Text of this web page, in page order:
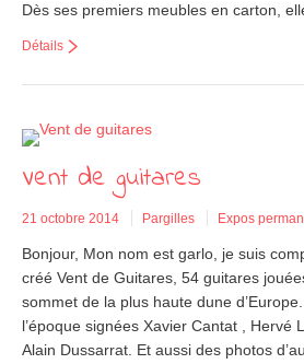
Dès ses premiers meubles en carton,
Détails
Vent de guitares
21 octobre 2014 Pargilles Expos
Bonjour, Mon nom est garlo, je suis
créé Vent de Guitares, 54 guitares
sommet de la plus haute dune
l’époque signées Xavier Cantat , Hervé
Alain Dussarrat. Et aussi des photos